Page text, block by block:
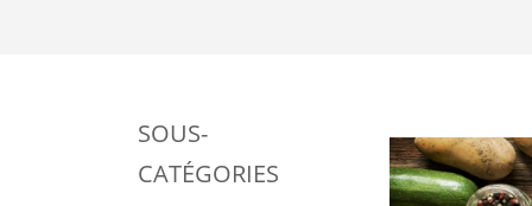
SOUS-
CATÉGORIES